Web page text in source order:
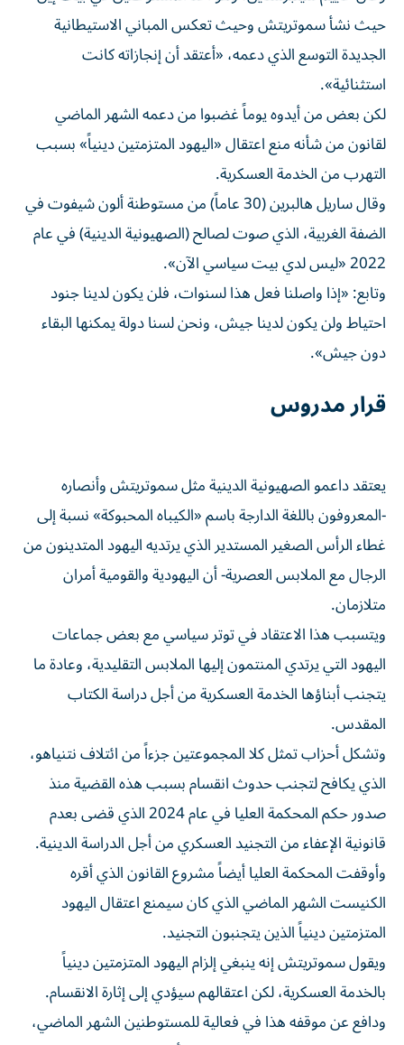
حيث نشأ سموتريتش وحيث تعكس المباني الاستيطانية
الجديدة التوسع الذي دعمه، «أعتقد أن إنجازاته كانت
استثنائية».
لكن بعض من أيدوه يوماً غضبوا من دعمه الشهر الماضي
لقانون من شأنه منع اعتقال «اليهود المتزمتين دينياً» بسبب
التهرب من الخدمة العسكرية.
وقال ساريل هالبرين (30 عاماً) من مستوطنة ألون شيفوت في
الضفة الغربية، الذي صوت لصالح (الصهيونية الدينية) في عام
2022 «ليس لدي بيت سياسي الآن».
وتابع: «إذا واصلنا فعل هذا لسنوات، فلن يكون لدينا جنود
احتياط ولن يكون لدينا جيش، ونحن لسنا دولة يمكنها البقاء
دون جيش».
قرار مدروس
يعتقد داعمو الصهيونية الدينية مثل سموتريتش وأنصاره
-المعروفون باللغة الدارجة ​باسم «الكيباه المحبوكة» نسبة إلى
غطاء الرأس الصغير المستدير الذي يرتديه اليهود المتدينون من
الرجال مع الملابس العصرية- أن اليهودية والقومية أمران
متلازمان.
ويتسبب هذا الاعتقاد في ‌توتر سياسي مع بعض جماعات
اليهود التي يرتدي المنتمون إليها الملابس التقليدية، وعادة ما
يتجنب أبناؤها الخدمة العسكرية من أجل دراسة الكتاب
المقدس.
وتشكل أحزاب تمثل كلا المجموعتين جزءاً من ائتلاف نتنياهو،
الذي يكافح لتجنب حدوث انقسام بسبب هذه القضية منذ
صدور حكم المحكمة العليا في عام 2024 الذي قضى بعدم
قانونية الإعفاء من التجنيد العسكري من أجل الدراسة الدينية.
وأوقفت ⁠المحكمة العليا أيضاً مشروع القانون الذي أقره
الكنيست الشهر الماضي الذي كان سيمنع اعتقال اليهود
المتزمتين دينياً الذين يتجنبون التجنيد.
ويقول سموتريتش إنه ينبغي إلزام اليهود المتزمتين دينياً
بالخدمة العسكرية، لكن اعتقالهم سيؤدي إلى إثارة الانقسام.
ودافع عن موقفه هذا في فعالية للمستوطنين الشهر الماضي،